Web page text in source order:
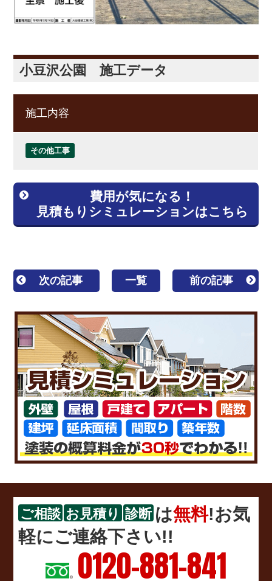
小豆沢公園 施工データ
施工内容
その他工事
費用が気になる！
見積もりシミュレーションはこちら
次の記事 一覧 前の記事
ご相談 お見積り 診断 は無料!お気
軽にご連絡下さい!!
0120-881-841